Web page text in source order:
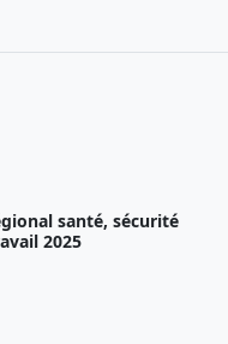
santé, sécurité
2025